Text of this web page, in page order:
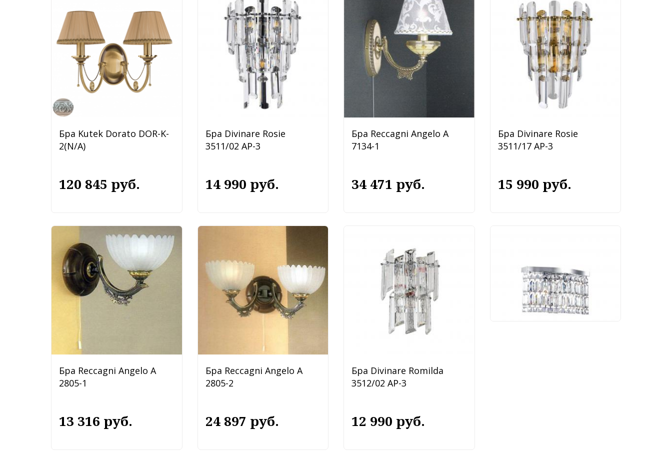
Бра Kutek Dorato DOR-K-
2(N/A)
120 845 руб.
Бра Divinare Rosie
3511/02 AP-3
14 990 руб.
Бра Reccagni Angelo A
7134-1
34 471 руб.
Бра Divinare Rosie
3511/17 AP-3
15 990 руб.
Бра Reccagni Angelo A
2805-1
13 316 руб.
Бра Reccagni Angelo A
2805-2
24 897 руб.
Бра Divinare Romilda
3512/02 AP-3
12 990 руб.
12 490 руб.